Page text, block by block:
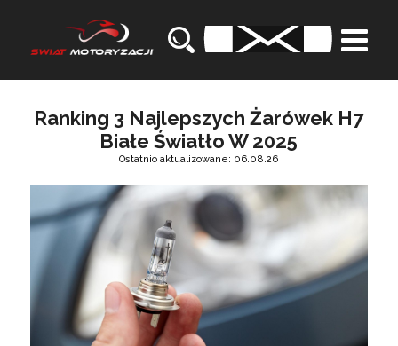
Ranking 3 Najlepszych Żarówek H7
Białe Światło W 2025
Ostatnio aktualizowane: 06.08.26